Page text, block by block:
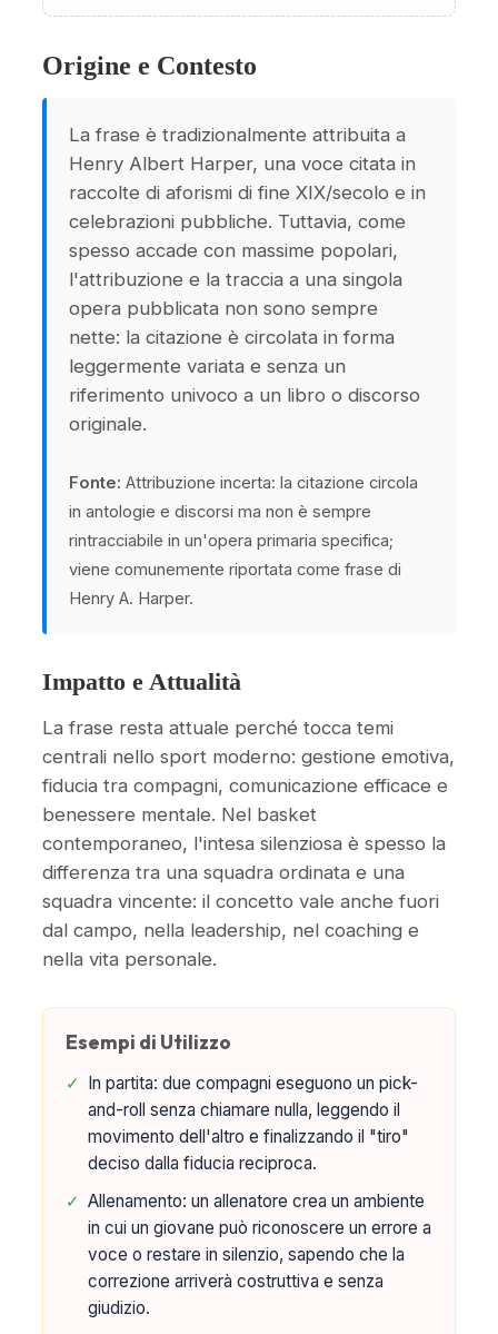
Origine e Contesto
La frase è tradizionalmente attribuita a
Henry Albert Harper, una voce citata in
raccolte di aforismi di fine XIX/secolo e in
celebrazioni pubbliche. Tuttavia, come
spesso accade con massime popolari,
l'attribuzione e la traccia a una singola
opera pubblicata non sono sempre
nette: la citazione è circolata in forma
leggermente variata e senza un
riferimento univoco a un libro o discorso
originale.
Fonte: Attribuzione incerta: la citazione circola
in antologie e discorsi ma non è sempre
rintracciabile in un'opera primaria specifica;
viene comunemente riportata come frase di
Henry A. Harper.
Impatto e Attualità
La frase resta attuale perché tocca temi
centrali nello sport moderno: gestione emotiva,
fiducia tra compagni, comunicazione efficace e
benessere mentale. Nel basket
contemporaneo, l'intesa silenziosa è spesso la
differenza tra una squadra ordinata e una
squadra vincente: il concetto vale anche fuori
dal campo, nella leadership, nel coaching e
nella vita personale.
Esempi di Utilizzo
✓ In partita: due compagni eseguono un pick-
and-roll senza chiamare nulla, leggendo il
movimento dell'altro e finalizzando il "tiro"
deciso dalla fiducia reciproca.
✓ Allenamento: un allenatore crea un ambiente
in cui un giovane può riconoscere un errore a
voce o restare in silenzio, sapendo che la
correzione arriverà costruttiva e senza
giudizio.